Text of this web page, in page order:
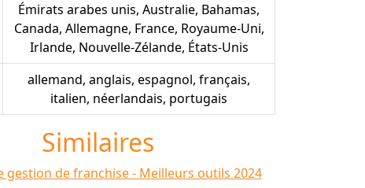
Émirats arabes unis, Australie, Bahamas,
Canada, Allemagne, France, Royaume-Uni,
Irlande, Nouvelle-Zélande, États-Unis
allemand, anglais, espagnol, français,
italien, néerlandais, portugais
Similaires
gestion de franchise - Meilleurs outils 2024